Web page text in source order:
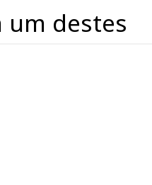
destes